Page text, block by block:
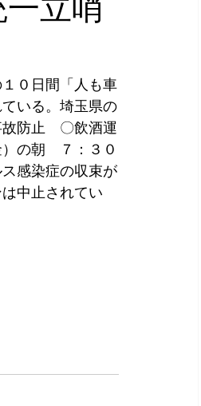
０日間「人も車
いる。埼玉県の
防止　〇飲酒運
の朝　７：３０
感染症の収束が
中止されてい